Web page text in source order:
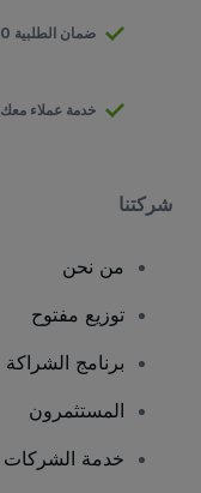
ضمان الطلبية 100%
خدمة عملاء معك
شركتنا
من نحن
توزيع مفتوح
برنامج الشراكة
المستثمرون
خدمة الشركات